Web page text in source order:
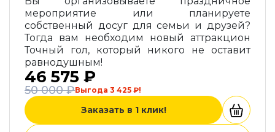
мероприятие или планируете
собственный досуг для семьи и друзей?
Тогда вам необходим новый аттракцион
Точный гол, который никого не оставит
равнодушным!
46 575 ₽
50 000 ₽Выгода 3 425 ₽!
Заказать в 1 клик!